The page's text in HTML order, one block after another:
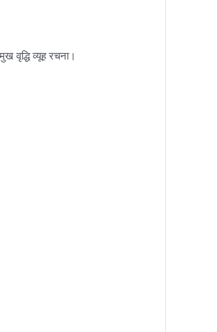
वृद्धि व्यूह रचना।